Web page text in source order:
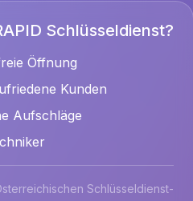
Schlüsseldienst?
Öffnung
Kunden
Aufschläge
Schlüsseldienst-